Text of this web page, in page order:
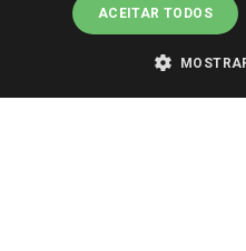
ACEITAR TODOS